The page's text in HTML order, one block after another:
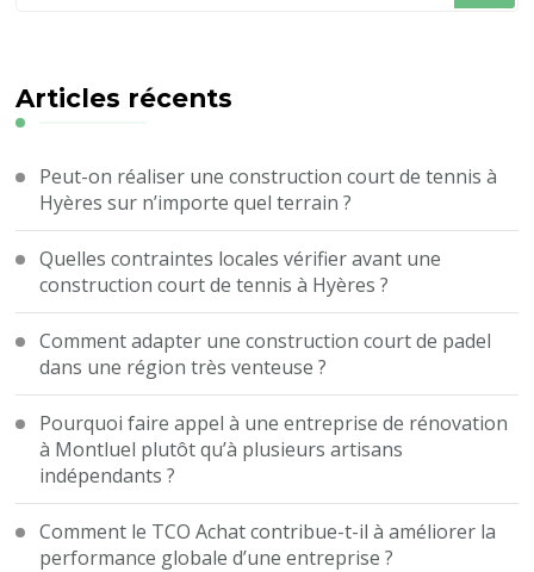
?
Articles récents
Peut-on réaliser une construction court de tennis à
Hyères sur n’importe quel terrain ?
Quelles contraintes locales vérifier avant une
construction court de tennis à Hyères ?
Comment adapter une construction court de padel
dans une région très venteuse ?
Pourquoi faire appel à une entreprise de rénovation
à Montluel plutôt qu’à plusieurs artisans
indépendants ?
Comment le TCO Achat contribue-t-il à améliorer la
performance globale d’une entreprise ?